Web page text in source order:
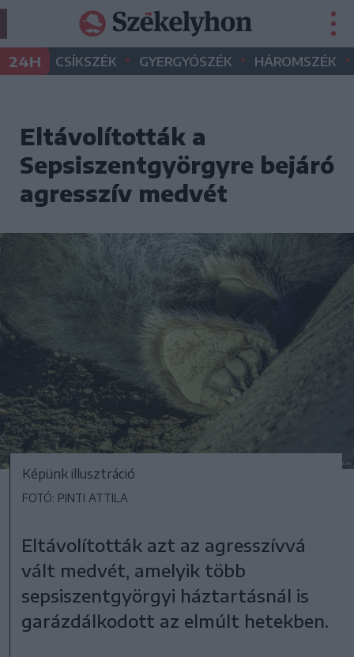
24H CSÍKSZÉK • GYERGYÓSZÉK • HÁROMSZÉK •
Eltávolították a
Sepsiszentgyörgyre bejáró
agresszív medvét
Képünk illusztráció
FOTÓ: PINTI ATTILA
Eltávolították azt az agresszívvá
vált medvét, amelyik több
sepsiszentgyörgyi háztartásnál is
garázdálkodott az elmúlt hetekben.